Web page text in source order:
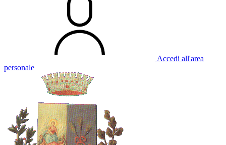
Accedi all'area
personale